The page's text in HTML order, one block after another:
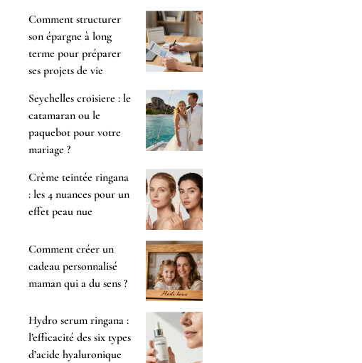
Comment structurer
son épargne à long
terme pour préparer
ses projets de vie
Seychelles croisiere : le
catamaran ou le
paquebot pour votre
mariage ?
Crème teintée ringana
: les 4 nuances pour un
effet peau nue
Comment créer un
cadeau personnalisé
maman qui a du sens ?
Hydro serum ringana :
l’efficacité des six types
d’acide hyaluronique